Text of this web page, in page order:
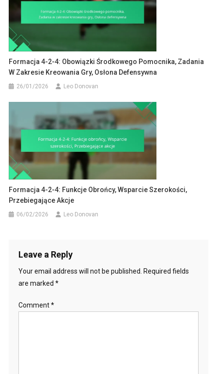
Formacja 4-2-4: Obowiązki Środkowego Pomocnika, Zadania
W Zakresie Kreowania Gry, Osłona Defensywna
26/01/2026 Leo Donovan
Formacja 4-2-4: Funkcje Obrońcy, Wsparcie Szerokości,
Przebiegające Akcje
06/02/2026 Leo Donovan
Leave a Reply
Your email address will not be published. Required fields
are marked *
Comment*